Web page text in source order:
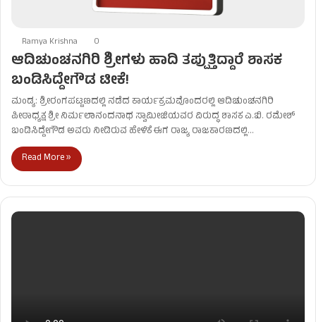
Ramya Krishna 0
ಆದಿಚುಂಚನಗಿರಿ ಶ್ರೀಗಳು ಹಾದಿ ತಪ್ಪುತ್ತಿದ್ದಾರೆ ಶಾಸಕ
ಬಂಡಿಸಿದ್ದೇಗೌಡ ಟೀಕೆ!
ಮಂಡ್ಯ: ಶ್ರೀರಂಗಪಟ್ಟಣದಲ್ಲಿ ನಡೆದ ಕಾರ್ಯಕ್ರಮವೊಂದರಲ್ಲಿ ಆದಿಚುಂಚನಗಿರಿ
ಪೀಠಾಧ್ಯಕ್ಷ ಶ್ರೀ ನಿರ್ಮಲಾನಂದನಾಥ ಸ್ವಾಮೀಜಿಯವರ ವಿರುದ್ಧ ಶಾಸಕ ಎ.ಬಿ. ರಮೇಶ್
ಬಂಡಿಸಿದ್ದೇಗೌಡ ಅವರು ನೀಡಿರುವ ಹೇಳಿಕೆ ಈಗ ರಾಜ್ಯ ರಾಜಕಾರಣದಲ್ಲಿ…
Read More »